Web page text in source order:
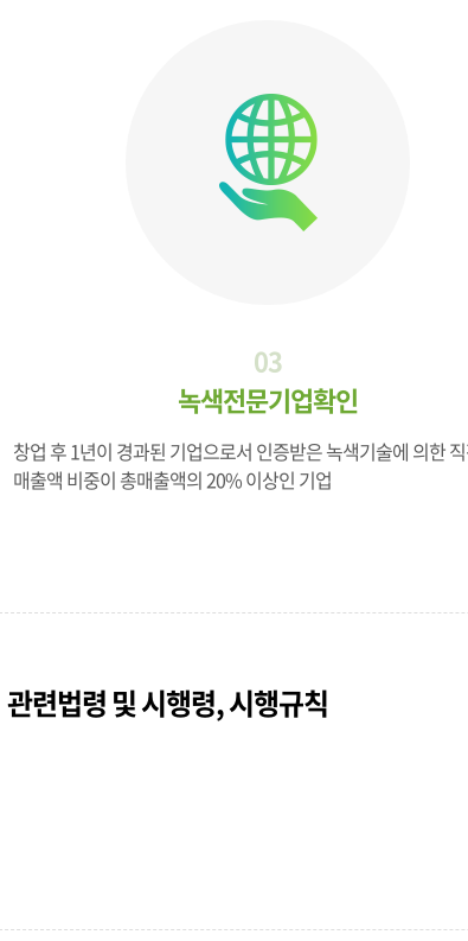
03
녹색전문기업확인
창업 후 1년이 경과된 기업으로서 인증받은 녹색기술에 의한
매출액 비중이 총매출액의 20% 이상인 기업
관련법령 및 시행령, 시행규칙